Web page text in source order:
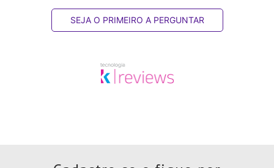
SEJA O PRIMEIRO A PERGUNTAR